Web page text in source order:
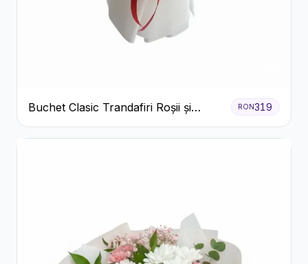
Buchet Clasic Trandafiri Roșii și
Eucalipt
RON319